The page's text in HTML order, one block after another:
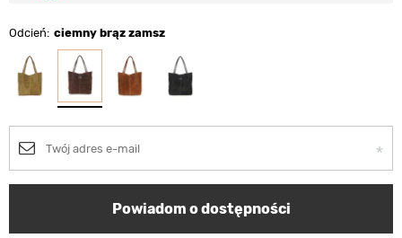
Odcień ciemny brąz zamsz
Powiadom o dostępności